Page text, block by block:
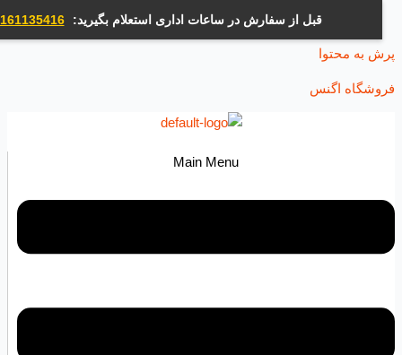
قبل از سفارش در ساعات اداری استعلام بگیرید: 09161135416
محتوا
اگنس
Main Menu